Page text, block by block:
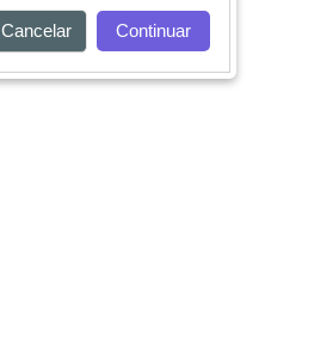
Cancelar Continuar